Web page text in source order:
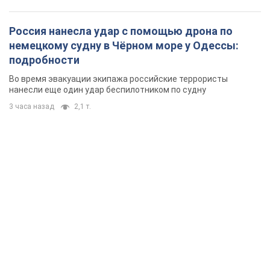
Россия нанесла удар с помощью дрона по
немецкому судну в Чёрном море у Одессы:
подробности
Во время эвакуации экипажа российские террористы
нанесли еще один удар беспилотником по судну
3 часа назад 2,1 т.